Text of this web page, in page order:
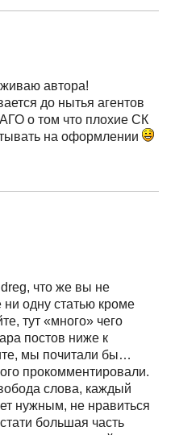
автора!
до нытья агентов
о том что плохие СК
на оформлении
что же вы не
ни одну статью кроме
тут «много» чего
постов ниже к
мы почитали бы…
прокомментировали.
слова, каждый
нужным, не нравиться
большая часть